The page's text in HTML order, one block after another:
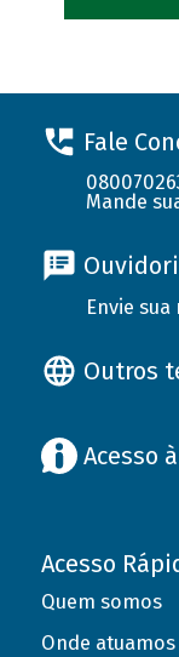
Fale
Mande
Envie
Outros
Acesso
Acesso
Quem somos
Onde atuamos